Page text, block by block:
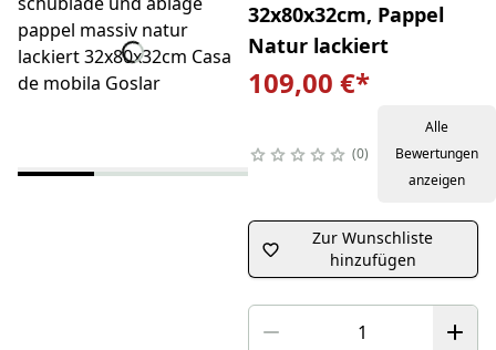
32x80x32cm, Pappel
Natur lackiert
109,00 €*
0
Alle
Bewertungen
anzeigen
Zur Wunschliste
hinzufügen